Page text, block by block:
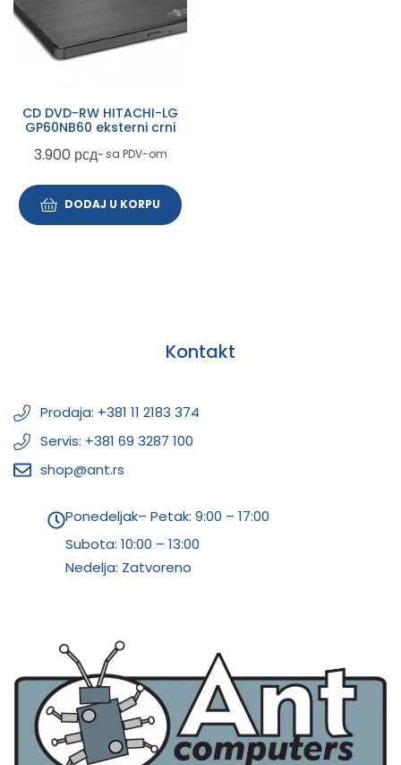
CD DVD-RW HITACHI-LG
GP60NB60 eksterni crni
3.900 рсд~ sa PDV-om
DODAJ U KORPU
Kontakt
Prodaja: +381 11 2183 374
Servis: +381 69 3287 100
shop@ant.rs
Ponedeljak– Petak: 9:00 – 17:00
Subota: 10:00 – 13:00
Nedelja: Zatvoreno